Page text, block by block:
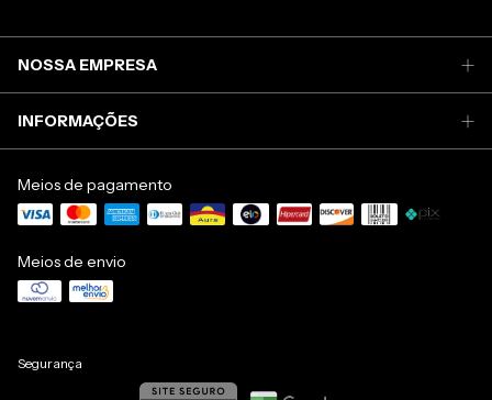
NOSSA EMPRESA
INFORMAÇÕES
Meios de pagamento
Meios de envio
Segurança